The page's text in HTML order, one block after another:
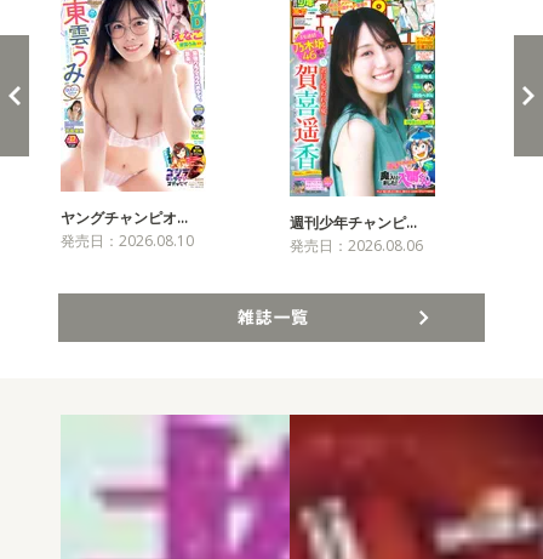
ヤングチャンピオ…
発売日：2026.08.10
週刊少年チャンピ…
発売日：2026.08.06